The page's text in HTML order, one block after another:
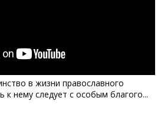
в жизни православного
к нему следует с особым благого...